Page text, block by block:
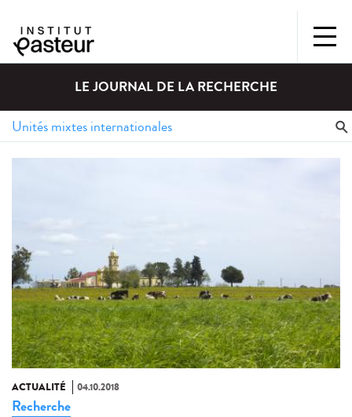
LE JOURNAL DE LA RECHERCHE
ACTUALITÉ 04.10.2018
Recherche